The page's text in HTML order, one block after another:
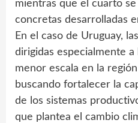
mientras que el cuarto
concretas desarrolladas
En el caso de Uruguay,
dirigidas especialmente
menor escala en la
buscando fortalecer la
de los sistemas
que plantea el cambio